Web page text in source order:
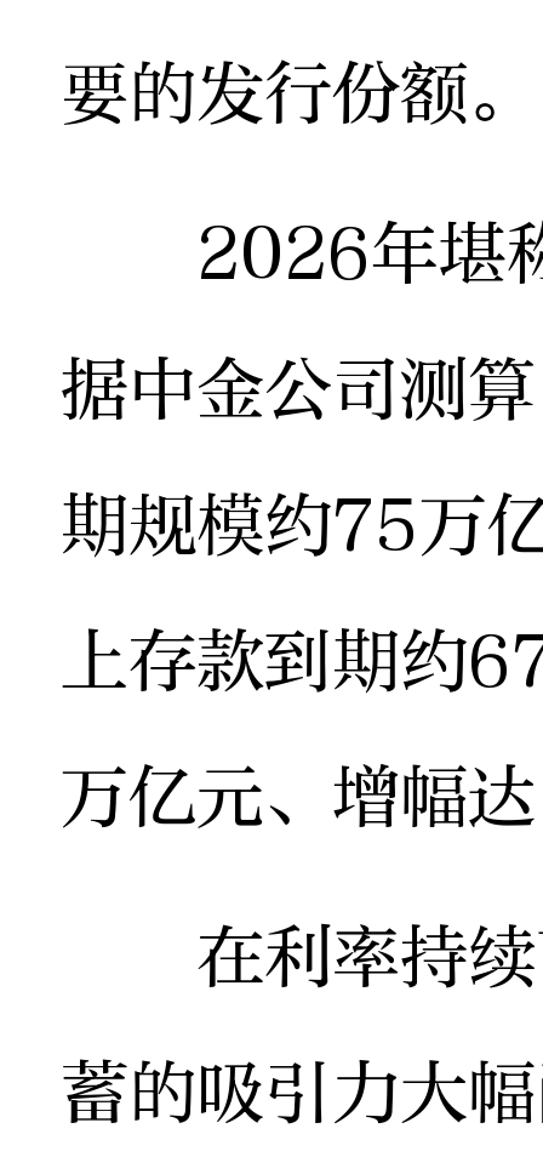
要的发行份额。
2026年堪
据中金公司测
期规模约75万
上存款到期约
万亿元、增幅
在利率持续
蓄的吸引力大